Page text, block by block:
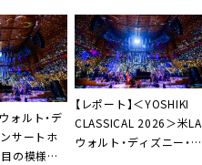
ォルト・デ
サートホ
の模様を
【レポート】＜YOSHIKI
CLASSICAL 2026＞米LA
ウォルト・ディズニー・コ